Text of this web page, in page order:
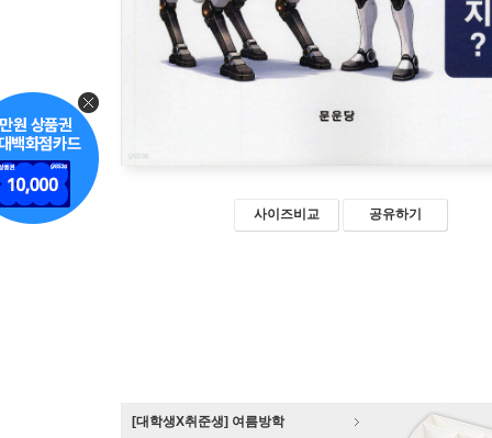
사이즈비교 공유하기
[대학생X취준생] 여름방학